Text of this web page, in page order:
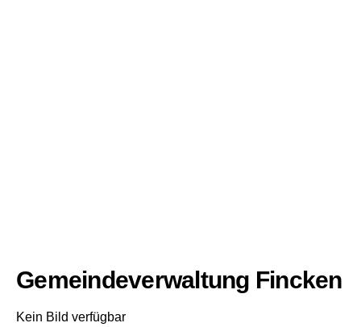
Gemeindeverwaltung Fincken
Kein Bild verfügbar